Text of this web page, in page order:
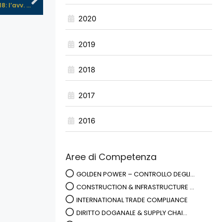
l’avv. ...
2020
2019
2018
2017
2016
Aree di Competenza
GOLDEN POWER – CONTROLLO DEGLI...
CONSTRUCTION & INFRASTRUCTURE ...
INTERNATIONAL TRADE COMPLIANCE
DIRITTO DOGANALE & SUPPLY CHAI...